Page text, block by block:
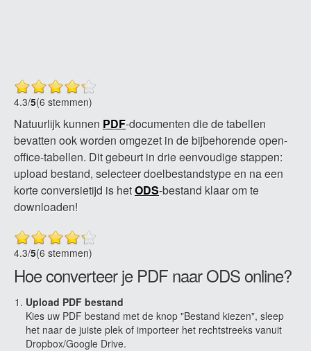
4.3/5(6 stemmen)
Natuurlijk kunnen PDF-documenten die de tabellen
bevatten ook worden omgezet in de bijbehorende open-
office-tabellen. Dit gebeurt in drie eenvoudige stappen:
upload bestand, selecteer doelbestandstype en na een
korte conversietijd is hetODS-bestand klaar om te
downloaden!
4.3/5(6 stemmen)
Hoe converteer je PDF naar ODS online?
Upload PDF bestand
Kies uw PDF bestand met de knop "Bestand kiezen", sleep
het naar de juiste plek of importeer het rechtstreeks vanuit
Dropbox/Google Drive.